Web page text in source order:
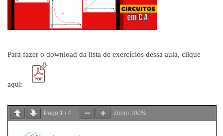
Para fazer o download da lista de exercícios dessa aula, clique
aqui:
Page 1 / 4 Zoom 100%